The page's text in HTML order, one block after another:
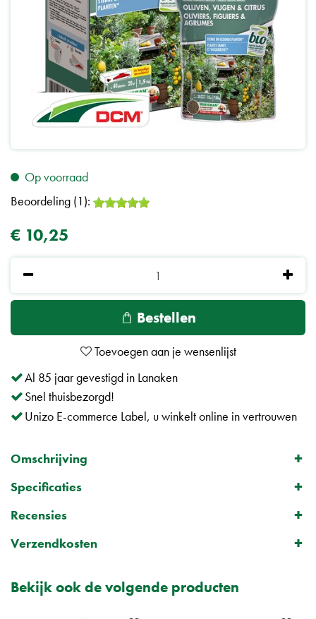
Op voorraad
Beoordeling (1):
€ 10,25
Al 85 jaar gevestigd in Lanaken
Snel thuisbezorgd!
Unizo E-commerce Label, u winkelt online in vertrouwen
Omschrijving
Specificaties
Recensies
Verzendkosten
Bekijk ook de volgende producten